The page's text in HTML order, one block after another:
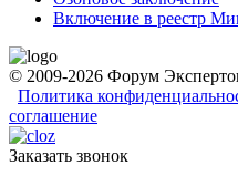
Включение в реестр
© 2009-2026 Форум
Политика
соглашение
Заказать звонок